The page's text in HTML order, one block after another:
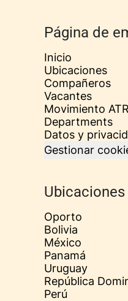
Página de
Inicio
Ubicaciones
Compañeros
Vacantes
Movimiento
Departments
Datos y
Gestionar
Ubicaciones
Oporto
Bolivia
México
Panamá
Uruguay
República
Perú